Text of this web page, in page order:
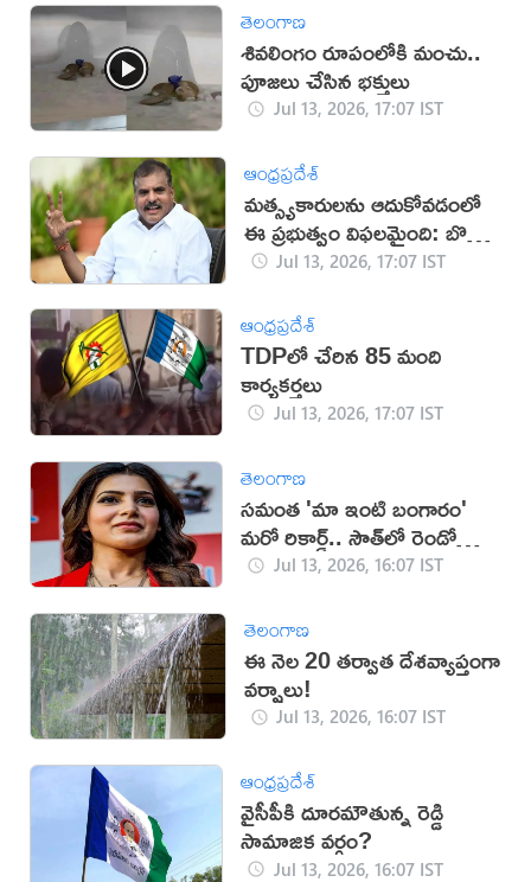
తెలంగాణ
శివలింగం రూపంలోకి మంచు..
పూజలు చేసిన భక్తులు
Jul 13, 2026, 17:07 IST
ఆంధ్రప్రదేశ్
మత్స్యకారులను ఆదుకోవడంలో
ఈ ప్రభుత్వం విఫలమైంది: బొత్స
సత్యనారాయణ
Jul 13, 2026, 17:07 IST
ఆంధ్రప్రదేశ్
TDPలో చేరిన 85 మంది
కార్యకర్తలు
Jul 13, 2026, 17:07 IST
తెలంగాణ
సమంత 'మా ఇంటి బంగారం'
మరో రికార్డ్.. సౌత్‌లో రెండో
స్థానం!Jul 13, 2026, 16:07 IST
తెలంగాణ
ఈ నెల 20 తర్వాత దేశవ్యాప్తంగా
వర్షాలు!
Jul 13, 2026, 16:07 IST
ఆంధ్రప్రదేశ్
వైసీపీకి దూరమౌతున్న రెడ్డి
సామాజిక వర్గం?
Jul 13, 2026, 16:07 IST